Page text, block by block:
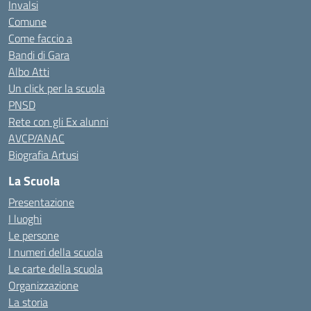
Invalsi
Comune
Come faccio a
Bandi di Gara
Albo Atti
Un click per la scuola
PNSD
Rete con gli Ex alunni
AVCP/ANAC
Biografia Artusi
La Scuola
Presentazione
I luoghi
Le persone
I numeri della scuola
Le carte della scuola
Organizzazione
La storia